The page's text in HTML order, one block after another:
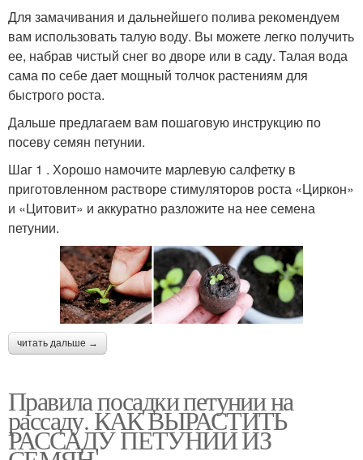
Для замачивания и дальнейшего полива рекомендуем
вам использовать талую воду. Вы можете легко получить
ее, набрав чистый снег во дворе или в саду. Талая вода
сама по себе дает мощный толчок растениям для
быстрого роста.
Дальше предлагаем вам пошаговую инструкцию по
посеву семян петунии.
Шаг 1 . Хорошо намочите марлевую салфетку в
приготовленном растворе стимуляторов роста «Циркон»
и «Цитовит» и аккуратно разложите на нее семена
петунии.
читать дальше →
Правила посадки петунии на
рассаду. КАК ВЫРАСТИТЬ
РАССАДУ ПЕТУНИИ ИЗ